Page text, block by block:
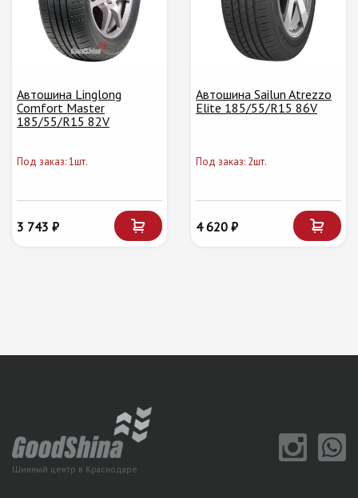
Автошина Linglong
Comfort Master
185/55/R15 82V
Под заказ: 1шт.
3 743 ₽
Автошина Sailun Atrezzo
Elite 185/55/R15 86V
Под заказ: 2шт.
4 620 ₽
Шинный центр в Краснодаре